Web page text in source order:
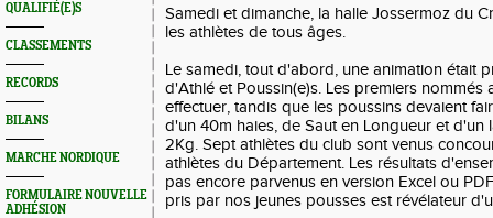
QUALIFIÉ(E)S
CLASSEMENTS
RECORDS
BILANS
MARCHE NORDIQUE
FORMULAIRE NOUVELLE
ADHÉSION
Samedi et dimanche, la halle Jossermoz du
les athlètes de tous âges.
Le samedi, tout d'abord, une animation était
d'Athlé et Poussin(e)s. Les premiers nommés
effectuer, tandis que les poussins devaient
d'un 40m haies, de Saut en Longueur et d'un
2Kg. Sept athlètes du club sont venus
athlètes du Département. Les résultats
pas encore parvenus en version Excel ou
pris par nos jeunes pousses est révélateur